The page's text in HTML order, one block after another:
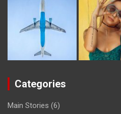
Categories
Main Stories (6)